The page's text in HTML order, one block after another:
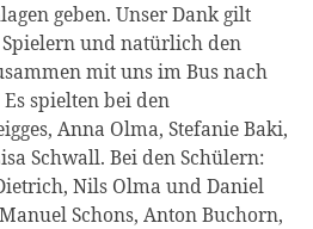
geben. Unser Dank gilt
und natürlich den
mit uns im Bus nach
spielten bei den
Anna Olma, Stefanie Baki,
Schwall. Bei den Schülern:
Nils Olma und Daniel
Schons, Anton Buchorn,